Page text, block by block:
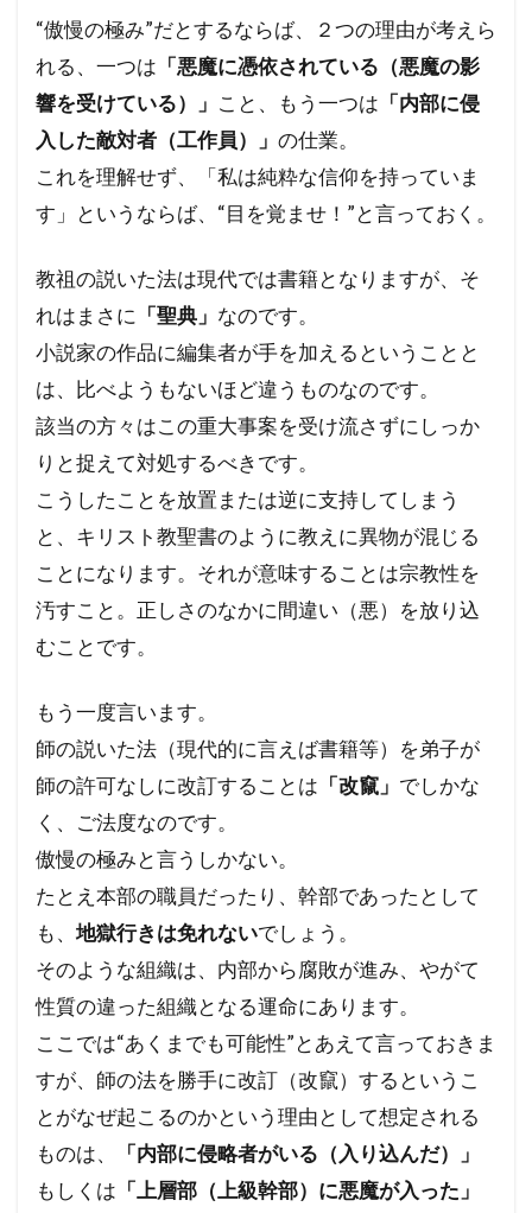
“傲慢の極み”だとするならば、２つの理由が考えら
れる、一つは 「悪魔に憑依されている（悪魔の影
響を受けている）」 こと、もう一つは 「内部に侵
入した敵対者（工作員）」 の仕業。
これを理解せず、「私は純粋な信仰を持っていま
す」というならば、“目を覚ませ！”と言っておく。
教祖の説いた法は現代では書籍となりますが、そ
れはまさに 「聖典」 なのです。
小説家の作品に編集者が手を加えるということと
は、比べようもないほど違うものなのです。
該当の方々はこの重大事案を受け流さずにしっか
りと捉えて対処するべきです。
こうしたことを放置または逆に支持してしまう
と、キリスト教聖書のように教えに異物が混じる
ことになります。それが意味することは宗教性を
汚すこと。正しさのなかに間違い（悪）を放り込
むことです。
もう一度言います。
師の説いた法（現代的に言えば書籍等）を弟子が
師の許可なしに改訂することは 「改竄」 でしかな
く、ご法度なのです。
傲慢の極みと言うしかない。
たとえ本部の職員だったり、幹部であったとして
も、 地獄行きは免れないでしょう。
そのような組織は、内部から腐敗が進み、やがて
性質の違った組織となる運命にあります。
ここでは“あくまでも可能性”とあえて言っておきま
すが、師の法を勝手に改訂（改竄）するというこ
とがなぜ起こるのかという理由として想定される
ものは、
「内部に侵略者がいる（入り込んだ）」
もしくは 「上層部（上級幹部）に悪魔が入った」